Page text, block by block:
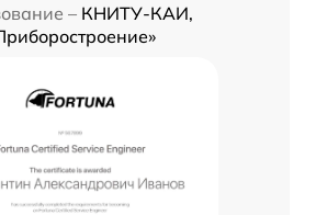
– КНИТУ-КАИ,